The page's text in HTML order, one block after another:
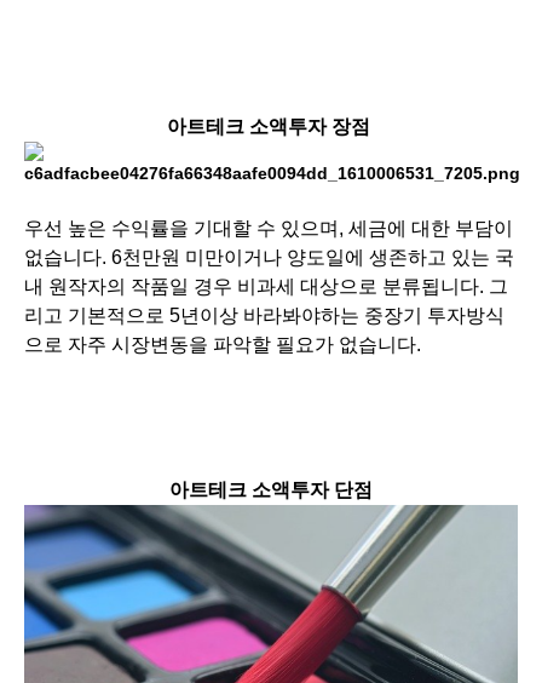
아트테크 소액투자 장점
우선 높은 수익률을 기대할 수 있으며, 세금에 대한 부담이
없습니다. 6천만원 미만이거나 양도일에 생존하고 있는 국
내 원작자의 작품일 경우 비과세 대상으로 분류됩니다. 그
리고 기본적으로 5년이상 바라봐야하는 중장기 투자방식
으로 자주 시장변동을 파악할 필요가 없습니다.
아트테크 소액투자 단점